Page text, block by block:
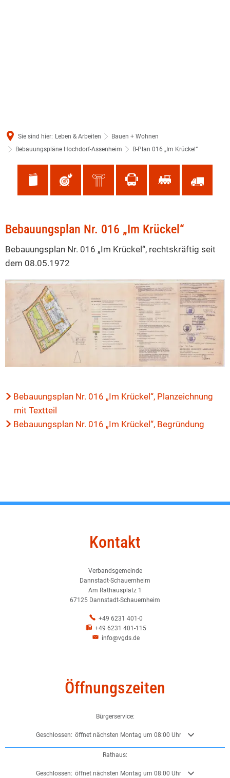
Sie sind hier: Leben & Arbeiten
Bauen + Wohnen
Bebauungspläne Hochdorf-Assenheim
B-Plan 016 „Im Krückel“
B-
Plan
016
„Im
Krückel“
Bebauungsplan Nr. 016 „Im Krückel“
Bebauungsplan Nr. 016 „Im Krückel“, rechtskräftig seit
dem 08.05.1972
Bebauungsplan Nr. 016 „Im Krückel“, Planzeichnung
mit Textteil
Bebauungsplan Nr. 016 „Im Krückel“, Begründung
Kontakt
Verbandsgemeinde
Dannstadt-Schauernheim
Am Rathausplatz 1
67125 Dannstadt-Schauernheim
+49 6231 401-0
+49 6231 401-115
info@vgds.de
Öffnungszeiten
Bürgerservice:
Klicken, um weitere Öffnungs- oder Schließzeiten auszublenden
Geschlossen: öffnet nächsten Montag um 08:00 Uhr
Rathaus:
Klicken, um weitere Öffnungs- oder Schließzeiten auszublenden
Geschlossen: öffnet nächsten Montag um 08:00 Uhr